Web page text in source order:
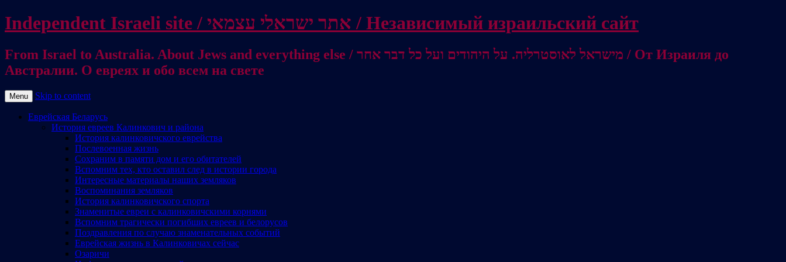
Independent Israeli site / אתר ישראלי עצמאי / Независимый израильский сайт
From Israel to Australia. About Jews and everything else / מישראל לאוסטרליה. על היהודים ועל כל דבר אחר / От Израиля до
Австралии. О евреях и обо всем на свете
Menu Skip to content
Еврейская Беларусь
История евреев Калинкович и района
История калинковичского еврейства
Послевоенная жизнь
Сохраним в памяти дом и его обитателей
Вспомним тех, кто оставил след в истории города
Интересные материалы наших земляков
Воспоминания земляков
История калинковичского спорта
Знаменитые евреи с калинковичскими корнями
Вспомним трагически погибших евреев и белорусов
Поздравления по случаю знаменательных событий
Еврейская жизнь в Калинковичах сейчас
Озаричи